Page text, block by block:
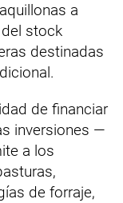
a
stock
destinadas
de financiar
inversiones —
a los
de forraje,